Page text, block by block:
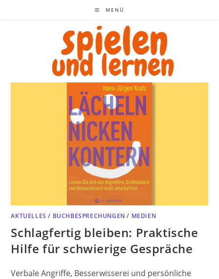
MENÜ
AKTUELLES / BUCHBESPRECHUNGEN / MEDIEN
Schlagfertig bleiben: Praktische
Hilfe für schwierige Gespräche
Verbale Angriffe, Besserwisserei und persönliche